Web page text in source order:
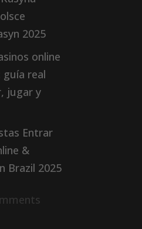
2025
online
guía real
jugar y
Entrar
&
Brazil 2025